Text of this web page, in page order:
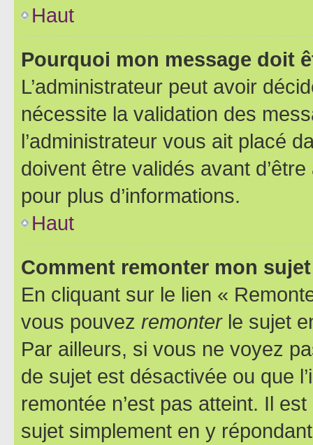
Haut
Pourquoi mon message doit
L’administrateur peut avoir
nécessite la validation des
l’administrateur vous ait placé
doivent être validés avant
pour plus d’informations.
Haut
Comment remonter mon
En cliquant sur le lien «
vous pouvez remonterle sujet
Par ailleurs, si vous ne voyez
de sujet est désactivée ou que
remontée n’est pas atteint. Il
sujet simplement en y